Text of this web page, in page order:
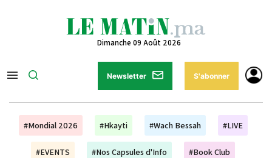
Dimanche 09 Août 2026
Newsletter S'abonner
#Mondial 2026 #Hkayti #Wach Bessah #LIVE
#EVENTS #Nos Capsules d'Info #Book Club